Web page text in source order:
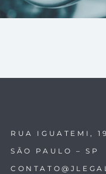
RUA IGUATEMI,
SÃO PAULO – SP